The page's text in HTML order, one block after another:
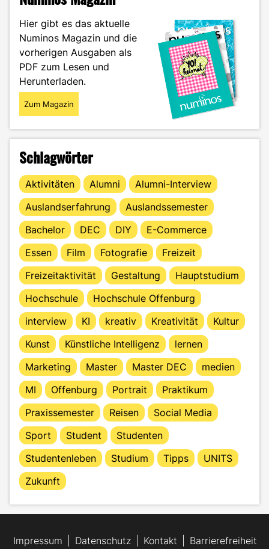
Alternative
zur
WG?"
Hier gibt es das aktuelle
Numinos Magazin und die
vorherigen Ausgaben als
PDF zum Lesen und
Herunterladen.
Zum Magazin
Schlagwörter
Aktivitäten Alumni
Alumni-Interview
Auslandserfahrung
Auslandssemester
Bachelor
DEC DIY
E-Commerce
Essen
Film Fotografie
Freizeit
Freizeitaktivität
Gestaltung
Hauptstudium
Hochschule
Hochschule Offenburg
interview
KI kreativ Kreativität
Kultur
Kunst
Künstliche Intelligenz
lernen
Marketing
Master Master DEC
medien
MI
Offenburg Portrait
Praktikum
Praxissemester
Reisen
Social Media
Sport
Student
Studenten
Studentenleben
Studium Tipps
UNITS
Zukunft
Impressum Datenschutz Kontakt Barrierefreiheit